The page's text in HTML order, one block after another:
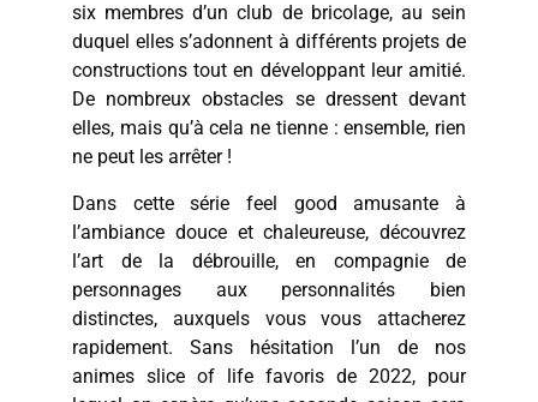
six membres d’un club de bricolage, au sein
duquel elles s’adonnent à différents projets de
constructions tout en développant leur amitié.
De nombreux obstacles se dressent devant
elles, mais qu’à cela ne tienne : ensemble, rien
ne peut les arrêter !
Dans cette série feel good amusante à
l’ambiance douce et chaleureuse, découvrez
l’art de la débrouille, en compagnie de
personnages aux personnalités bien
distinctes, auxquels vous vous attacherez
rapidement. Sans hésitation l’un de nos
animes slice of life favoris de 2022, pour